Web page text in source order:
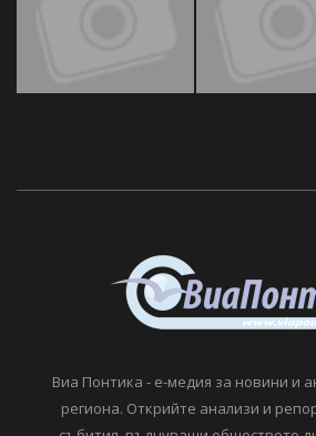
Виа Понтика - е-медия за новини и
региона. Открийте анализи и